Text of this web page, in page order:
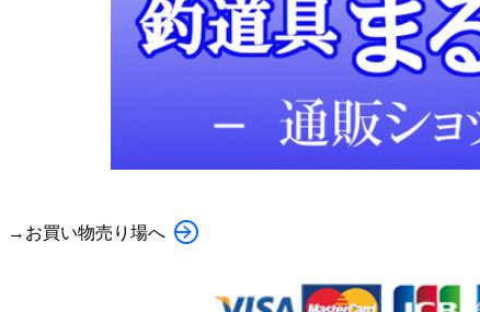
→お買い物売り場へ